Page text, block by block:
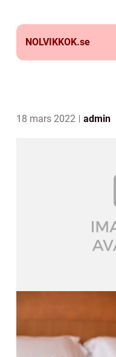
NOLVIKKOK.se
18 mars 2022 admin